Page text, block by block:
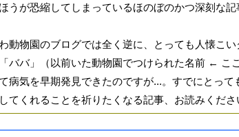
うが恐縮してしまっているほのぼのかつ深刻な記
動物園のブログでは全く逆に、とっても人懐こ
ババ」（以前いた動物園でつけられた名前 ← こ
病気を早期発見できたのですが...。すでにとって
てくれることを祈りたくなる記事、お読みくださ